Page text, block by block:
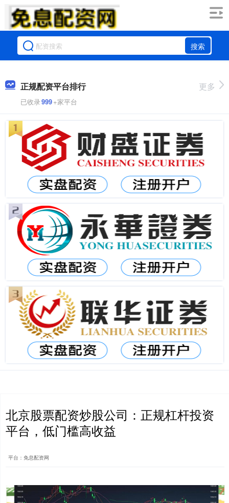
搜索
正规配资平台排行
已收录999+家平台
更多
北京股票配资炒股公司：正规杠杆投资
平台，低门槛高收益
平台：免息配资网